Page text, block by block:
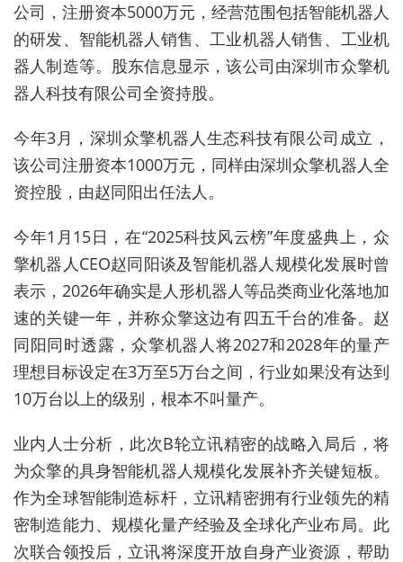
公司，注册资本5000万元，经营范围包括智能机器人
的研发、智能机器人销售、工业机器人销售、工业机
器人制造等。股东信息显示，该公司由深圳市众擎机
器人科技有限公司全资持股。
今年3月，深圳众擎机器人生态科技有限公司成立，
该公司注册资本1000万元，同样由深圳众擎机器人全
资控股，由赵同阳出任法人。
今年1 月 15日，在“2025科技风云榜”年度盛典上，众
擎机器人CEO赵同阳谈及智能机器人规模化发展时曾
表示， 2026年确实是人形机器人等品类商业化落地加
速的关键一年，并称众擎这边有四五千台的准备。赵
同阳同时透露，众擎机器人将2027和2028年的量产
理想目标设定在3万至5万台之间，行业如果没有达到
10万台以上的级别，根本不叫量产。
业内人士分析，此次B轮立讯精密的战略入局后，将
为众擎的具身智能机器人规模化发展补齐关键短板。
作为全球智能制造标杆，立讯精密拥有行业领先的精
密制造能力、规模化量产经验及全球化产业布局。此
次联合领投后，立讯将深度开放自身产业资源，帮助